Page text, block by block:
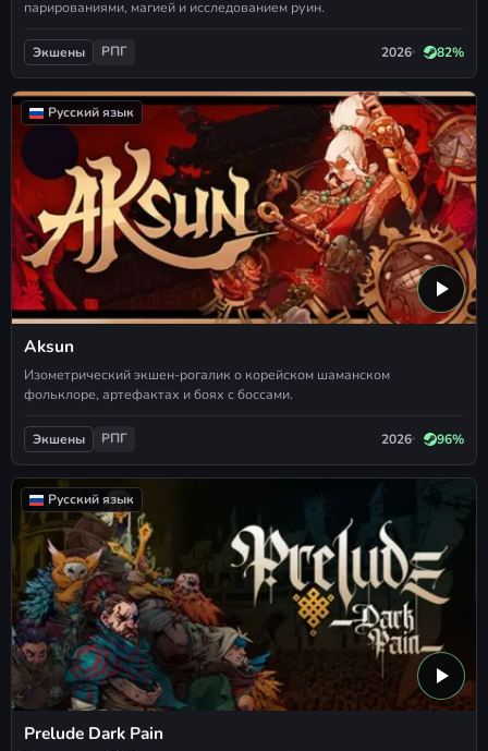
парированиями, магией и исследованием руин.
Экшены РПГ 2026 82%
Русский язык
Aksun
Изометрический экшен-рогалик о корейском шаманском
фольклоре, артефактах и боях с боссами.
Экшены РПГ 2026 96%
Русский язык
Prelude Dark Pain